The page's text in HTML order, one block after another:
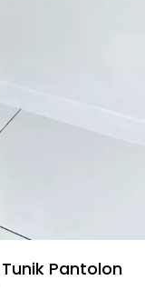
Pantolon